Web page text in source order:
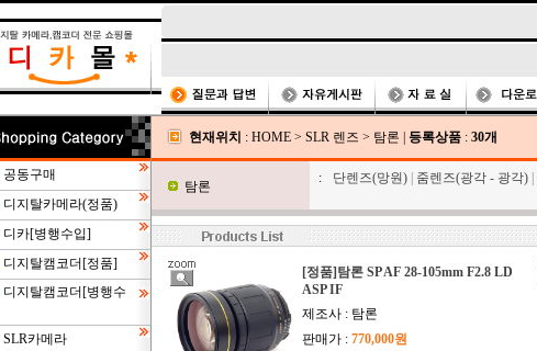
공동구매
디지탈카메라(정품)
디카[병행수입]
디지탈캠코더[정품]
디지탈캠코더[병행수
SLR카메라
현재위치 : HOME > SLR 렌즈 > 탐론 등록상품 : 30개
탐론
: 단렌즈(망원) 줌렌즈(광각 - 광각)
[정품]탐론 SP AF 28-105mm F2.8 LD
ASP IF
제조사 : 탐론
판매가 : 770,000원